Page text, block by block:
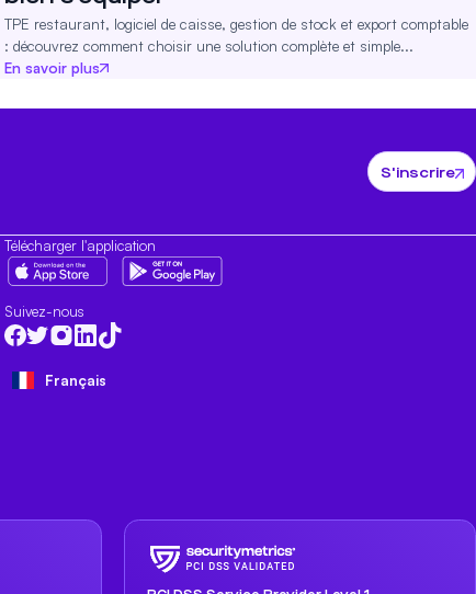
TPE restaurant, logiciel de caisse, gestion de stock et export comptable
: découvrez comment choisir une solution complète et simple...
En savoir plus
S'inscrire
Télécharger l'application
Suivez-nous
Français